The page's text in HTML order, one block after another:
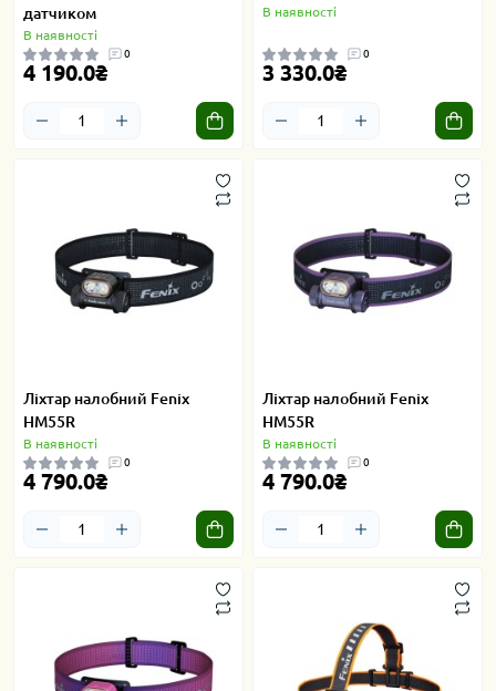
датчиком
В наявності
0
4 190.0₴
В наявності
0
3 330.0₴
Ліхтар налобний Fenix
HM55R
В наявності
0
4 790.0₴
Ліхтар налобний Fenix
HM55R
В наявності
0
4 790.0₴